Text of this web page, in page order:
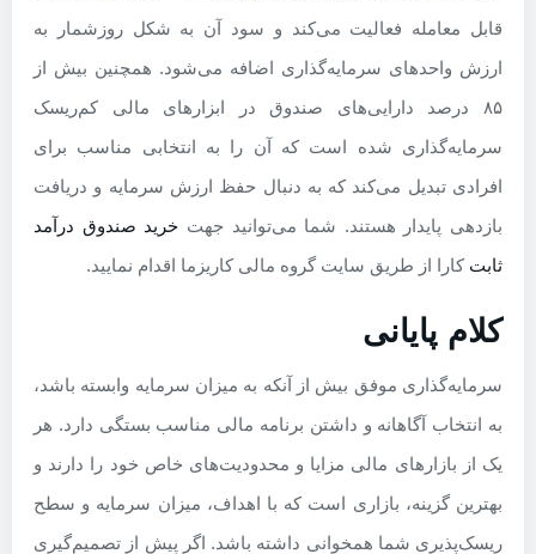
قابل معامله فعالیت می‌کند و سود آن به شکل روزشمار به
ارزش واحدهای سرمایه‌گذاری اضافه می‌شود. همچنین بیش از
۸۵ درصد دارایی‌های صندوق در ابزارهای مالی کم‌ریسک
سرمایه‌گذاری شده است که آن را به انتخابی مناسب برای
افرادی تبدیل می‌کند که به دنبال حفظ ارزش سرمایه و دریافت
بازدهی پایدار هستند. شما می‌توانید جهت خرید صندوق درآمد
ثابت کارا از طریق سایت گروه مالی کاریزما اقدام نمایید.
کلام پایانی
سرمایه‌گذاری موفق بیش از آنکه به میزان سرمایه وابسته باشد،
به انتخاب آگاهانه و داشتن برنامه مالی مناسب بستگی دارد. هر
یک از بازارهای مالی مزایا و محدودیت‌های خاص خود را دارند و
بهترین گزینه، بازاری است که با اهداف، میزان سرمایه و سطح
ریسک‌پذیری شما همخوانی داشته باشد. اگر پیش از تصمیم‌گیری